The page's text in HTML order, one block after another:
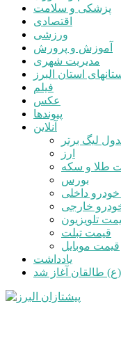
پزشکی و سلامت
اقتصادی
ورزشی
آموزش و پرورش
مدیریت شهری
استان البرز
فیلم
عکس
پیوندها
آنلاین
لیگ برتر
ارز
طلا و سکه
بورس
داخلی
خارجی
تلویزیون
قیمت تبلت
قیمت موبایل
یادداشت
طالقان آغاز شد